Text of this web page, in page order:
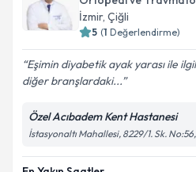
Ortopedi ve
İzmir, Çiğli
( Değerlendirme)
Eşimin diyabetik ayak yarası ile
diğer branşlardaki...
Özel Acıbadem Kent Hastanesi
İstasyonaltı Mahallesi, 8229/1. Sk. No:56,